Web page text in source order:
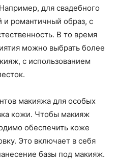
для свадебного
романтичный образ, с
В то время
можно выбрать более
с использованием
макияжа для особых
кожи. Чтобы макияж
обеспечить коже
Это включает в себя
базы под макияж.